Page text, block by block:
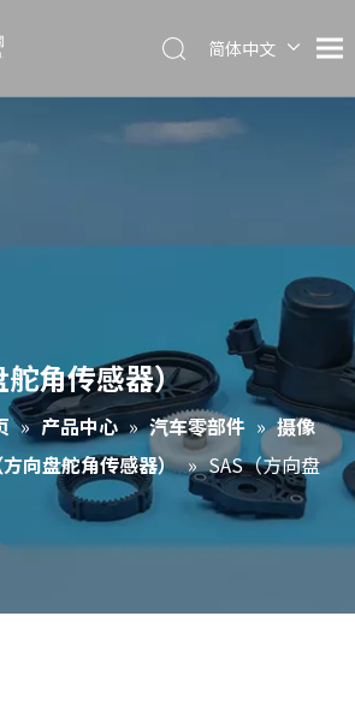
简体中文
日本語
舵角传感器）
» 产品中心 » 汽车零部件 » 摄像
向盘舵角传感器） » SAS（方向盘